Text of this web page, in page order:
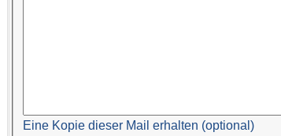
Eine Kopie dieser Mail erhalten (optional)